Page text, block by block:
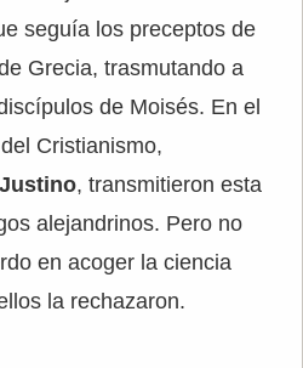
seguía los preceptos de
Grecia, trasmutando a
de Moisés. En el
Cristianismo,
, transmitieron esta
alejandrinos. Pero no
en acoger la ciencia
la rechazaron.